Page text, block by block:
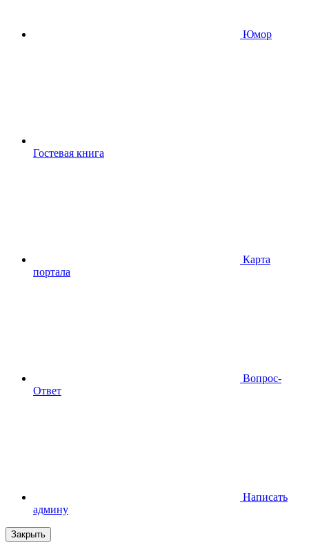
Юмор
Гостевая книга
Карта
портала
Вопрос-
Ответ
Написать
админу
Закрыть